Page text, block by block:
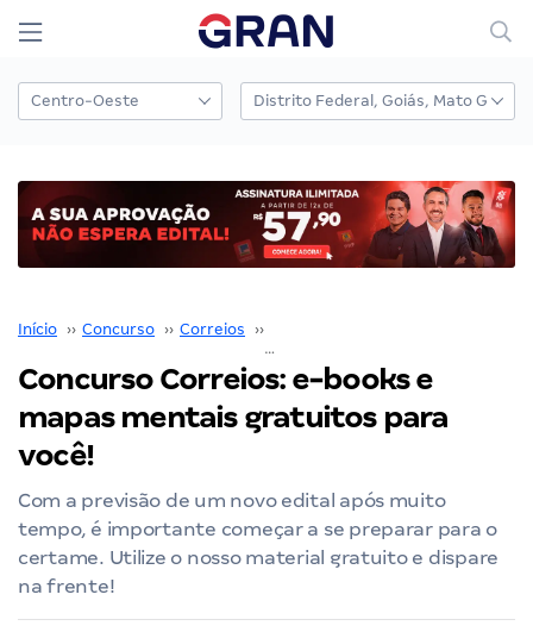
Início ›› Concurso ›› Correios ››
Concurso Correios: e-books e
mapas mentais gratuitos para
você!
Com a previsão de um novo edital após muito
tempo, é importante começar a se preparar para o
certame. Utilize o nosso material gratuito e dispare
na frente!